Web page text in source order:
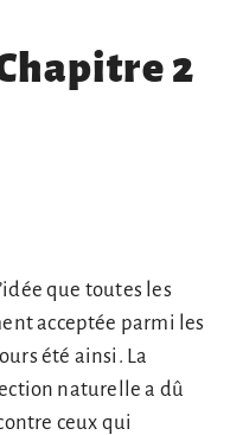
2
que toutes les
acceptée parmi les
été ainsi. La
naturelle a dû
ceux qui